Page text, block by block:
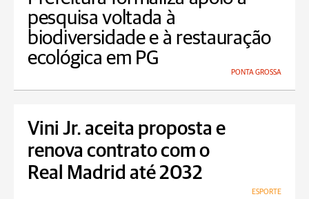
pesquisa voltada à
biodiversidade e à restauração
ecológica em PG
PONTA GROSSA
Vini Jr. aceita proposta e
renova contrato com o
Real Madrid até 2032
ESPORTE